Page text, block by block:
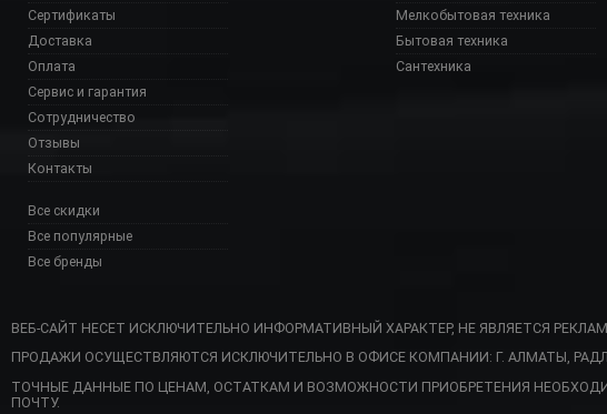
SMF02SVEU со
Сертификаты
Доставка
Оплата
Сервис и гарантия
Сотрудничество
Отзывы
Контакты
Все скидки
Все популярные
Все бренды
Мелкобытовая техника
Бытовая техника
Сантехника
ВЕБ-САЙТ НЕСЕТ ИСКЛЮЧИТЕЛЬНО ИНФОРМАТИВНЫЙ ХАРАКТЕР, НЕ ЯВЛЯЕТСЯ
ПРОДАЖИ ОСУЩЕСТВЛЯЮТСЯ ИСКЛЮЧИТЕЛЬНО В ОФИСЕ КОМПАНИИ: Г. АЛМАТЫ,
ТОЧНЫЕ ДАННЫЕ ПО ЦЕНАМ, ОСТАТКАМ И ВОЗМОЖНОСТИ ПРИОБРЕТЕНИЯ
ПОЧТУ.